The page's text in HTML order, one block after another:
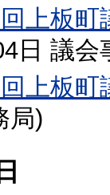
上板
日 議会
上板町
局)